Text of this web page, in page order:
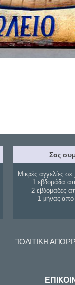
Σας
Μικρές αγγελίες σε
1 εβδομάδα
2 εβδομάδες
1 μήνας
ΠΟΛΙΤΙΚΗ